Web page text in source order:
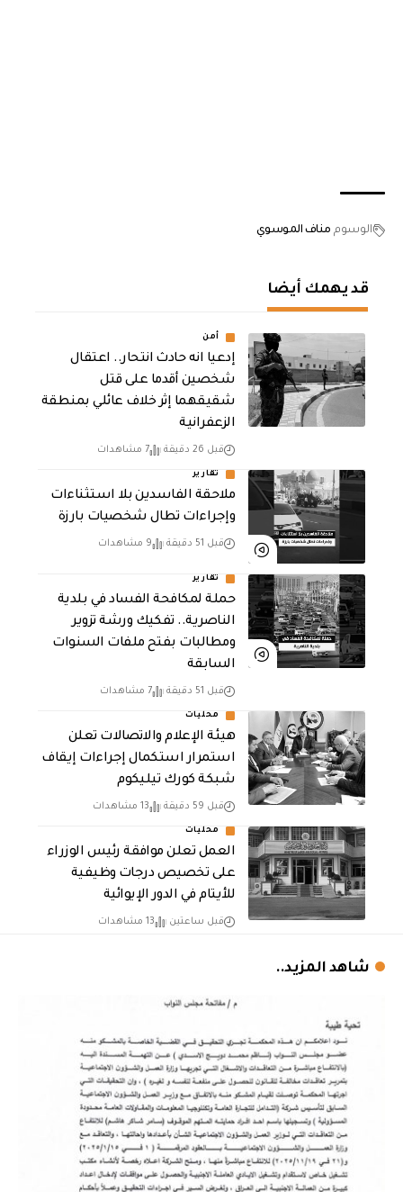
الوسوم مناف الموسوي
قد يهمك أيضا
أمن
إدعيا انه حادث انتحار.. اعتقال
شخصين أقدما على قتل
شقيقهما إثر خلاف عائلي بمنطقة
الزعفرانية
قبل 26 دقيقة 7 مشاهدات
تقارير
ملاحقة الفاسدين بلا استثناءات
وإجراءات تطال شخصيات بارزة
قبل 51 دقيقة 9 مشاهدات
تقارير
حملة لمكافحة الفساد في بلدية
الناصرية.. تفكيك ورشة تزوير
ومطالبات بفتح ملفات السنوات
السابقة
قبل 51 دقيقة 7 مشاهدات
محليات
هيئة الإعلام والاتصالات تعلن
استمرار استكمال إجراءات إيقاف
شبكة كورك تيليكوم
قبل 59 دقيقة 13 مشاهدات
محليات
العمل تعلن موافقة رئيس الوزراء
على تخصيص درجات وظيفية
للأيتام في الدور الإيوائية
قبل ساعتين 13 مشاهدات
شاهد المزيد..